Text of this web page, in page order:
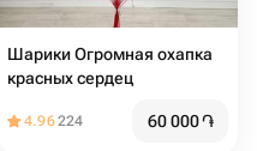
Шарики Огромная охапка
красных сердец
4.96224 60 000֏